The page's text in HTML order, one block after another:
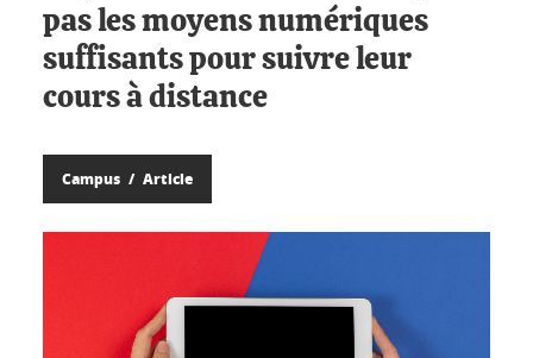
pas les moyens numériques
suffisants pour suivre leur
cours à distance
Campus Article